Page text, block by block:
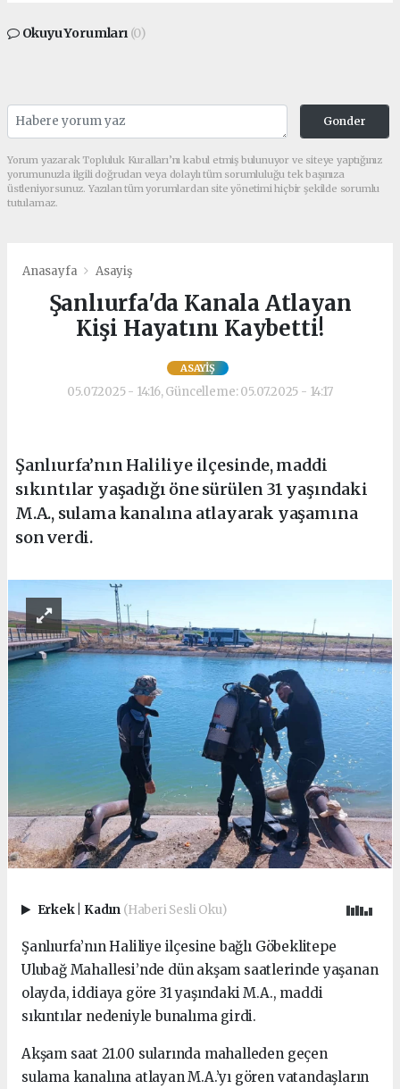
Okuyu Yorumları (0)
Gonder
Yorum yazarak Topluluk Kuralları’nı kabul etmiş bulunuyor ve siteye yaptığınız
yorumunuzla ilgili doğrudan veya dolaylı tüm sorumluluğu tek başınıza
üstleniyorsunuz. Yazılan tüm yorumlardan site yönetimi hiçbir şekilde sorumlu
tutulamaz.
Anasayfa Asayiş
Şanlıurfa'da Kanala Atlayan
Kişi Hayatını Kaybetti!
ASAYIŞ
05.07.2025 - 14:16, Güncelleme: 05.07.2025 - 14:17
Şanlıurfa’nın Haliliye ilçesinde, maddi
sıkıntılar yaşadığı öne sürülen 31 yaşındaki
M.A., sulama kanalına atlayarak yaşamına
son verdi.
Erkek Kadın (Haberi Sesli Oku)
Şanlıurfa’nın Haliliye ilçesine bağlı Göbeklitepe
Ulubağ Mahallesi’nde dün akşam saatlerinde yaşanan
olayda, iddiaya göre 31 yaşındaki M.A., maddi
sıkıntılar nedeniyle bunalıma girdi.
Akşam saat 21.00 sularında mahalleden geçen
sulama kanalına atlayan M.A.’yı gören vatandaşların